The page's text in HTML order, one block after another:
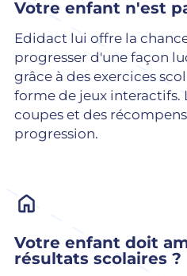
Votre enfant n'est
Edidact lui offre la
progresser d'une façon
grâce à des exercices
forme de jeux interactifs.
coupes et des
progression.
Votre enfant doit
résultats scolaires ?